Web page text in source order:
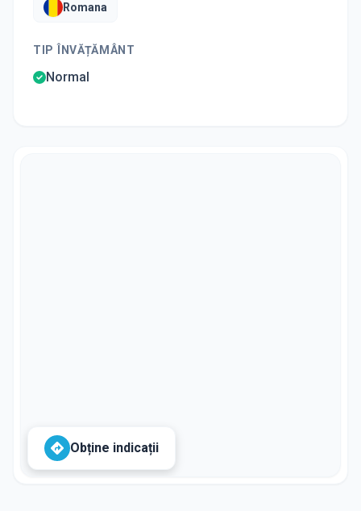
Romana
TIP ÎNVĂȚĂMÂNT
Normal
Obține indicații